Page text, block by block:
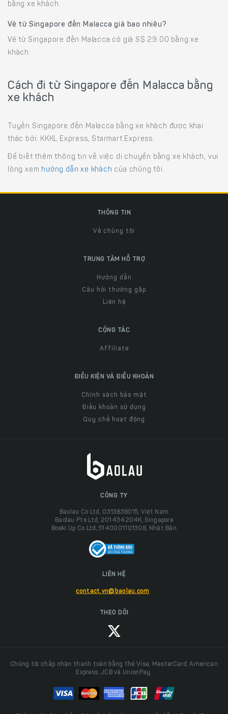
bằng xe khách.
Vé từ Singapore đến Malacca giá bao nhiêu?
Vé từ Singapore đến Malacca có giá S$ 29.00 bằng xe
khách.
Cách đi từ Singapore đến Malacca bằng
xe khách
Tuyến Singapore đến Malacca bằng xe khách được khai
thác bởi: KKKL Express, Starmart Express.
Để biết thêm thông tin về việc di chuyển bằng xe khách, vui
lòng xem hướng dẫn xe khách của chúng tôi.
THÔNG TIN
Về chúng tôi
TRUNG TÂM HỖ TRỢ
Hướng dẫn
Câu hỏi thường gặp
Liên hệ
CỘNG TÁC
Affiliate
ĐIỀU KIỆN VÀ ĐIỀU KHOẢN
Chính sách bảo mật
Điều khoản sử dụng
Quy chế hoạt động
CÔNG TY
Baolau Co Ltd, 0313838015, Việt Nam
Baolau Pte Ltd, 201434204K, Singapore
Boeki Up Co Ltd, 5140001101308, Nhật Bản
LIÊN HỆ
contact.vn@baolau.com
THEO DÕI
Chúng tôi chấp nhận thanh toán bằng thẻ Visa, MasterCard, American
Express, JCB và UnionPay.